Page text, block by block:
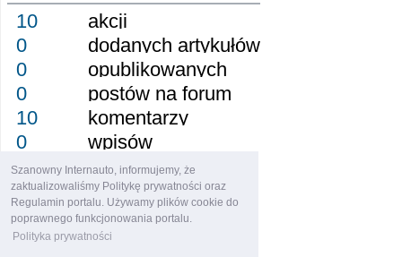
Szanowny Internauto, informujemy, że
zaktualizowaliśmy Politykę prywatności oraz
Regulamin portalu. Używamy plików cookie do
poprawnego funkcjonowania portalu.
Polityka prywatności
10
akcji
0
dodanych artykułów
0
opublikowanych
0
postów na forum
10
komentarzy
0
wpisów
0
obserwujący
0
obserwowany
0
grup
0
osiągnięcie